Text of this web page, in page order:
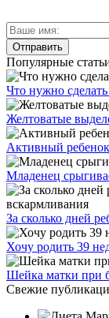
Популярные
Что нужно
Желтоватые
Активный
Младенец
За сколько дней
Хочу родить 39
Шейка матки при
Свежие